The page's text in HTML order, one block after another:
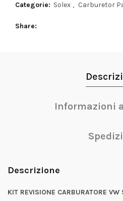
Categorie: Solex , Carburetor
Share
Informazioni
Descrizione
KIT REVISIONE CARBURATORE